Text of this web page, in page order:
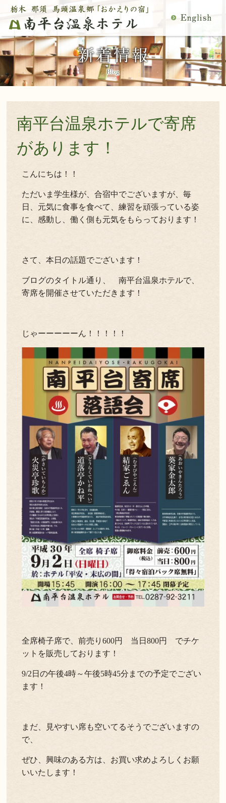
MENU
閉
じ
る
温泉
客室 館内施設
交通アクセス
公式サイトからのご予約は5％OFF
宿泊プラン・ご予約
キャンセル/プライバシーポリシー
南平台温泉ホテルで寄席
があります！
こんにちは！！
ただいま学生様が、合宿中でございますが、毎
日、元気に食事を食べて、練習を頑張っている姿
に、感動し、働く側も元気をもらっております！
さて、本日の話題でございます！
ブログのタイトル通り、 南平台温泉ホテルで、
寄席を開催させていただきます！
じゃーーーーーん！！！！！
全席椅子席で、前売り600円 当日800円 でチケ
ットを販売しております！
9/2日の午後4時～午後5時45分までの予定でござい
ます！
まだ、見やすい席も空いてるそうでございますの
で、
ぜひ、興味のある方は、お買い求めよろしくお願
いいたします！
空室検索
ご予約内容確認・変更